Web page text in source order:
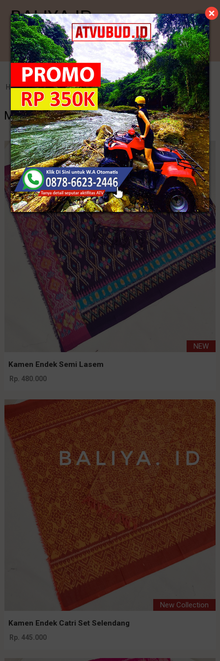
Kategori
Home >Endek Bali >Model Rok Kebaya Tenun
Model Rok Kebaya Tenun
NEW
Kamen Endek Semi Lasem
Rp. 480.000
New Collection
Kamen Endek Catri Set Selendang
Rp. 445.000